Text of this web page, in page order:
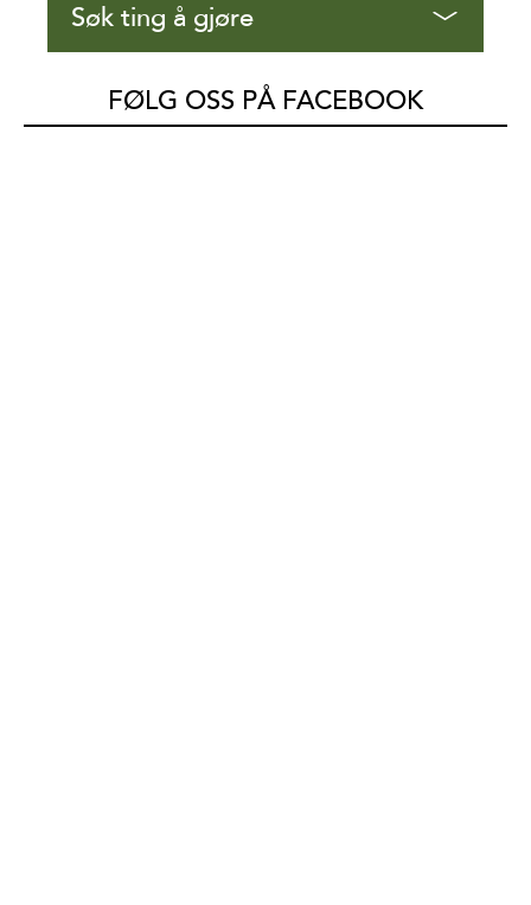
Søk ting å gjøre
FØLG OSS PÅ FACEBOOK